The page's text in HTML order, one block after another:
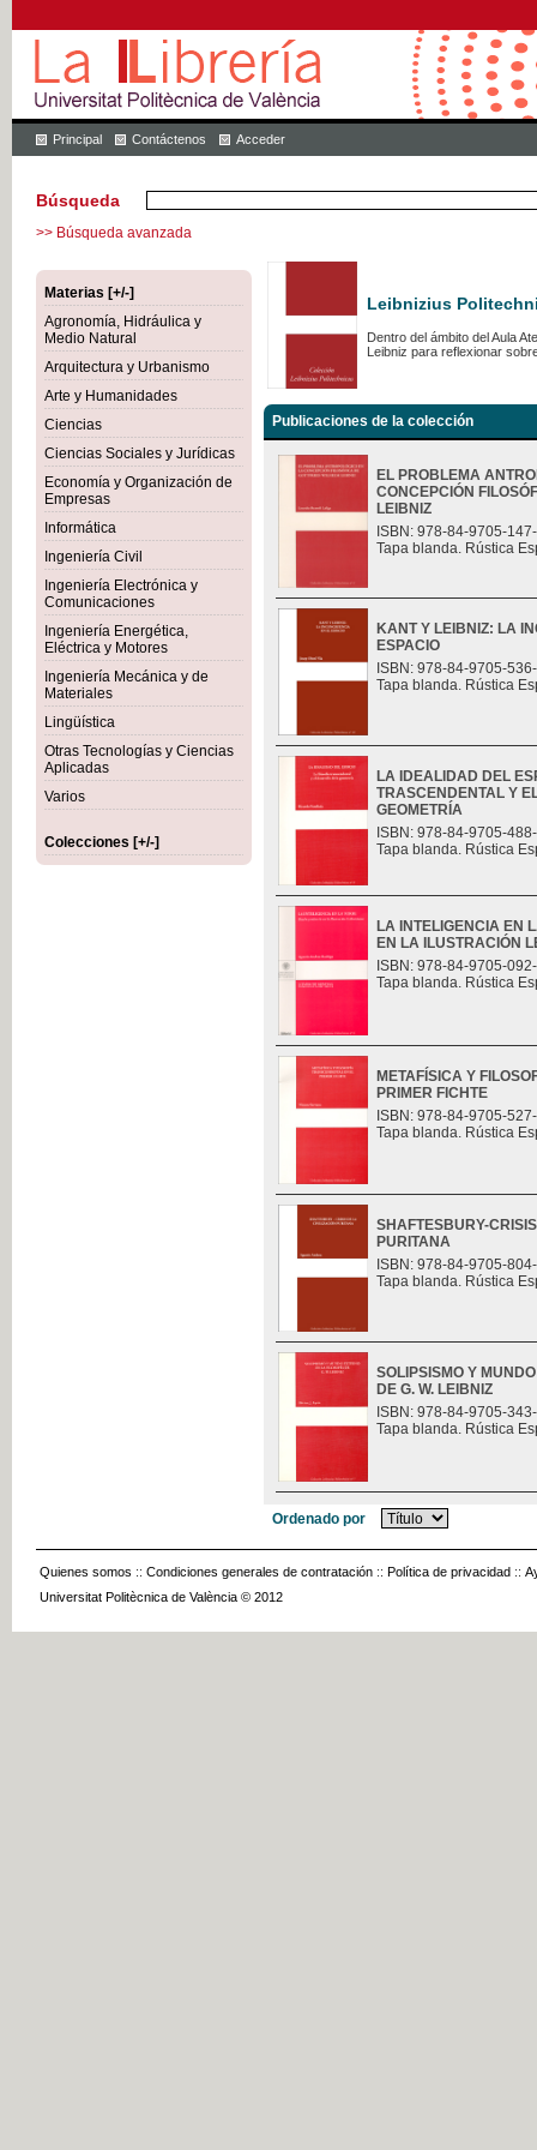
Principal Contáctenos Acceder
Búsqueda
>> Búsqueda avanzada
Materias [+/-]
Agronomía, Hidráulica y
Medio Natural
Arquitectura y Urbanismo
Arte y Humanidades
Ciencias
Ciencias Sociales y Jurídicas
Economía y Organización de
Empresas
Informática
Ingeniería Civil
Ingeniería Electrónica y
Comunicaciones
Ingeniería Energética,
Eléctrica y Motores
Ingeniería Mecánica y de
Materiales
Lingüística
Otras Tecnologías y Ciencias
Aplicadas
Varios
Colecciones [+/-]
Leibnizius
Dentro del ámbito del Aula
Leibniz para reflexionar
Publicaciones de la colección
EL PROBLEMA
CONCEPCIÓN
LEIBNIZ
ISBN: 978-84-9705-
Tapa blanda. Rústica
KANT Y LEIBNIZ: LA
ESPACIO
ISBN: 978-84-9705-
Tapa blanda. Rústica
LA IDEALIDAD DEL
TRASCENDENTAL Y
GEOMETRÍA
ISBN: 978-84-9705-
Tapa blanda. Rústica
LA INTELIGENCIA EN
EN LA ILUSTRACIÓN
ISBN: 978-84-9705-
Tapa blanda. Rústica
METAFÍSICA Y
PRIMER FICHTE
ISBN: 978-84-9705-
Tapa blanda. Rústica
SHAFTESBURY-
PURITANA
ISBN: 978-84-9705-
Tapa blanda. Rústica
SOLIPSISMO Y
DE G. W. LEIBNIZ
ISBN: 978-84-9705-
Tapa blanda. Rústica
Ordenado por
Quienes somos :: Condiciones generales de contratación :: Política de privacidad ::
Universitat Politècnica de València © 2012